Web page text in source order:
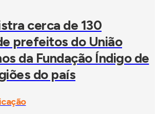
cerca de 130
prefeitos do União
da Fundação Índigo de
do país